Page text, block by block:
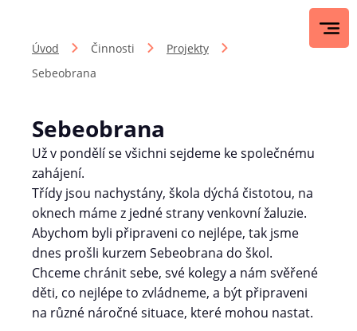
Úvod Činnosti
Projekty
Sebeobrana
Sebeobrana
Už v pondělí se všichni sejdeme ke společnému
zahájení.
Třídy jsou nachystány, škola dýchá čistotou, na
oknech máme z jedné strany venkovní žaluzie.
Abychom byli připraveni co nejlépe, tak jsme
dnes prošli kurzem Sebeobrana do škol.
Chceme chránit sebe, své kolegy a nám svěřené
děti, co nejlépe to zvládneme, a být připraveni
na různé náročné situace, které mohou nastat.